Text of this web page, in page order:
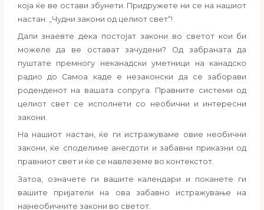
која ќе ве остави збунети. Придружете ни се на нашиот
настан: „Чудни закони од целиот свет“!
Дали знаевте дека постојат закони во светот кои би
можеле да ве остават зачудени? Од забраната да
пуштате премногу неканадски уметници на канадско
радио до Самоа каде е незаконски да се заборави
роденденот на вашата сопруга. Правните системи од
целиот свет се исполнети со необични и интересни
закони.
На нашиот настан, ќе ги истражуваме овие необични
закони, ќе споделиме анегдоти и забавни приказни од
правниот свет и ќе се навлеземе во контекстот.
Затоа, означете ги вашите календари и поканете ги
вашите пријатели на ова забавно истражување на
најнеобичните закони во светот.